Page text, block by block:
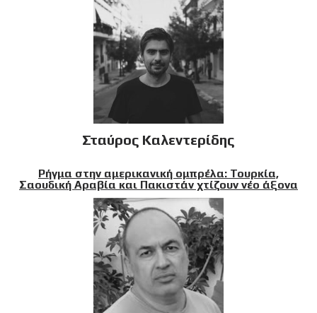
Σταύρος Καλεντερίδης
Ρήγμα στην αμερικανική ομπρέλα: Τουρκία,
Σαουδική Αραβία και Πακιστάν χτίζουν νέο άξονα